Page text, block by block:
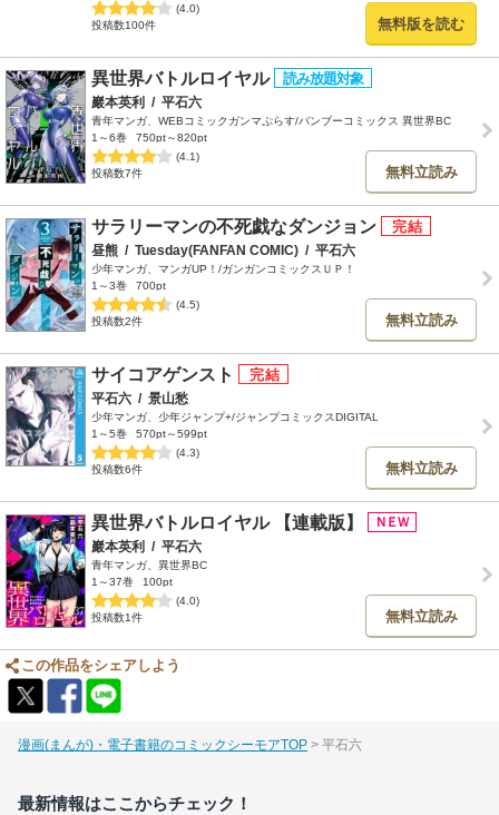
(4.0)
投稿数100件
無料版を読む
異世界バトルロイヤル
巖本英利 / 平石六
青年マンガ、WEBコミックガンマぷらす/バンブーコミックス 異世界BC
1～6巻
750pt～820pt
(4.1)
投稿数7件
無料立読み
サラリーマンの不死戯なダンジョン
昼熊 / Tuesday(FANFAN COMIC) / 平石六
少年マンガ、マンガUP！/ガンガンコミックスＵＰ！
1～3巻
700pt
(4.5)
投稿数2件
無料立読み
サイコアゲンスト
平石六 / 景山愁
少年マンガ、少年ジャンプ+/ジャンプコミックスDIGITAL
1～5巻
570pt～599pt
(4.3)
投稿数6件
無料立読み
異世界バトルロイヤル 【連載版】
巖本英利 / 平石六
青年マンガ、異世界BC
1～37巻
100pt
(4.0)
投稿数1件
無料立読み
この作品をシェアしよう
漫画(まんが)・電子書籍のコミックシーモアTOP 平石六
最新情報はここからチェック！